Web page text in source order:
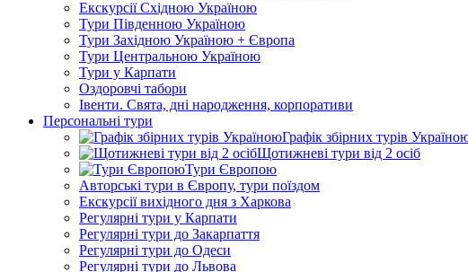
Екскурсії Східною Україною
Тури Південною Україною
Тури Західною Україною + Європа
Тури Центральною Україною
Тури у Карпати
Оздоровчі табори
Івенти. Свята, дні народження, корпоративи
Персональні тури
Графік збірних турів
Щотижневі тури від 2 осіб
Тури Європою
Авторські тури в Європу, тури поїздом
Екскурсії вихідного дня з Харкова
Регулярні тури у Карпати
Регулярні тури до Закарпаття
Регулярні тури до Одеси
Регулярні тури до Львова